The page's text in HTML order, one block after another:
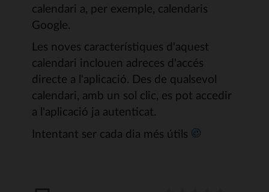
calendari a, per exemple, calendaris
Google.
Les noves característiques d'aquest
calendari inclouen adreces d'accés
directe a l'aplicació. Des de qualsevol
calendari, amb un sol clic, es pot accedir
a l'aplicació ja autenticat.
Intentant ser cada dia més útils